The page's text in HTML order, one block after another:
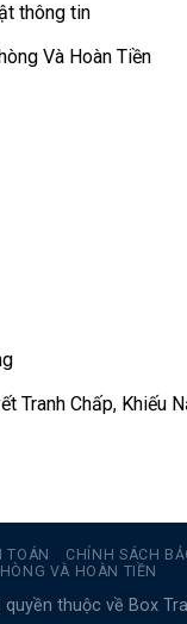
thông tin
Và Hoàn Tiền
Tranh Chấp, Khiếu
TOÁN
CHÍNH SÁCH
VÀ HOÀN TIỀN
thuộc về Box